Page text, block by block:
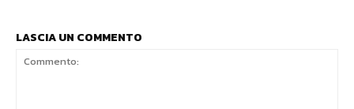
LASCIA UN COMMENTO